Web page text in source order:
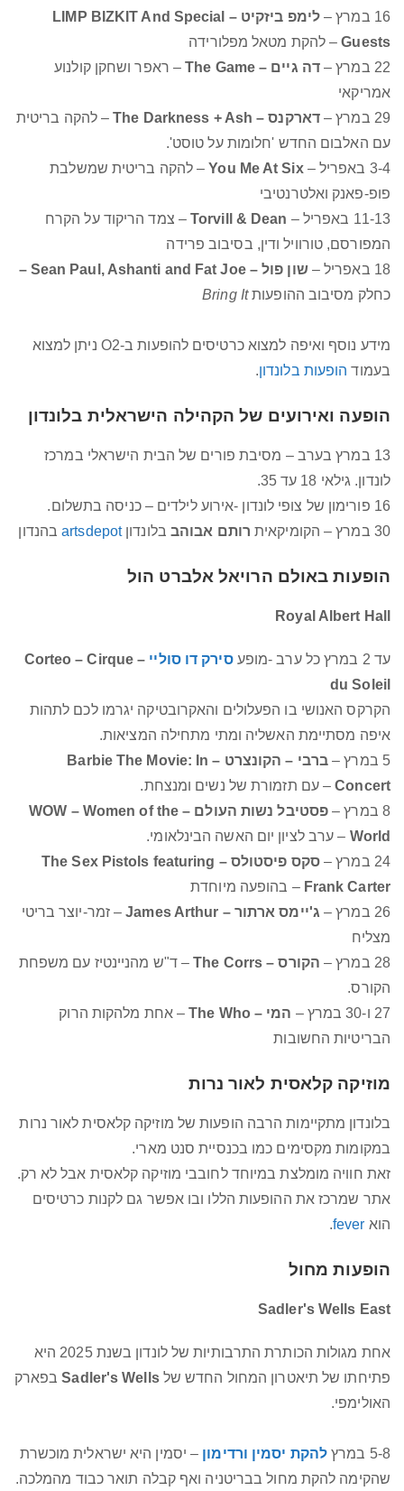
16 במרץ –
לימפ ביזקיט – LIMP BIZKIT And Special
Guests– להקת מטאל מפלורידה
22 במרץ –
דה גיים – The Game
– ראפר ושחקן קולנוע
אמריקאי
29 במרץ –
דארקנס – The Darkness + Ash
– להקה בריטית
עם האלבום החדש 'חלומות על טוסט'.
3-4 באפריל –
You Me At Six
– להקה בריטית שמשלבת
פופ-פאנק ואלטרנטיבי
11-13 באפריל –
– צמד הריקוד על הקרח
המפורסם, טורוויל ודין, בסיבוב פרידה
18 באפריל –
שון פול – Sean Paul, Ashanti and Fat Joe –
כחלק מסיבוב ההופעותBring It
מידע נוסף ואיפה למצוא כרטיסים להופעות ב-O2 ניתן למצוא
בעמוד הופעות בלונדון.
הופעה ואירועים של הקהילה הישראלית בלונדון
13 במרץ בערב – מסיבת פורים של הבית הישראלי במרכז
לונדון. גילאי 18 עד 35.
16 פורימון של צופי לונדון -אירוע לילדים – כניסה בתשלום.
30 במרץ –
הקומיקאיתרותם אבוהב בלונדוןartsdepotבהנדון
הופעות באולם הרויאל אלברט הול
Royal Albert Hall
עד 2 במרץ כל ערב -מופע סירק דו סוליי
– Corteo – Cirque
du Soleil
הקרקס האנושי בו הפעלולים והאקרובטיקה יגרמו לכם לתהות
איפה מסתיימת האשליה ומתי מתחילה המציאות.
5 במרץ –
ברבי – הקונצרט – Barbie The Movie: In
Concert– עם תזמורת של נשים ומנצחת.
8 במרץ –
פסטיבל נשות העולם – WOW – Women of the
World – ערב לציון יום האשה הבינלאומי.
24 במרץ –
סקס פיסטולס – The Sex Pistols featuring
Frank Carter – בהופעה מיוחדת
26 במרץ –
ג'יימס ארתור – James Arthur
– זמר-יוצר בריטי
מצליח
28 במרץ –
הקורס – The Corrs
– ד"ש מהניינטיז עם משפחת
הקורס.
27 ו-30 במרץ –
המי – The Who
– אחת מלהקות הרוק
הבריטיות החשובות
מוזיקה קלאסית לאור נרות
בלונדון מתקיימות הרבה הופעות של מוזיקה קלאסית לאור נרות
במקומות מקסימים כמו בכנסיית סנט מארי.
זאת חוויה מומלצת במיוחד לחובבי מוזיקה קלאסית אבל לא רק.
אתר שמרכז את ההופעות הללו ובו אפשר גם לקנות כרטיסים
הוא fever
.
הופעות מחול
Sadler's Wells East
אחת מגולות הכותרת התרבותיות של לונדון בשנת 2025 היא
פתיחתו של תיאטרון המחול החדש שלSadler's Wellsבפארק
האולימפי.
5-8 במרץ להקת יסמין ורדימון – יסמין היא ישראלית מוכשרת
שהקימה להקת מחול בבריטניה ואף קבלה תואר כבוד מהמלכה.